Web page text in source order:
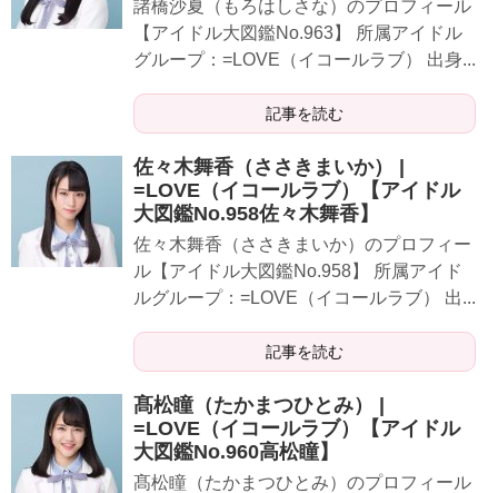
​​​​諸橋沙夏（もろはしさな）のプロフィール
【アイドル大図鑑No.963】 所属アイドル
グループ：=LOVE（イコールラブ） 出身...
記事を読む
佐々木舞香（ささきまいか） |
=LOVE（イコールラブ）【アイドル
大図鑑No.958佐々木舞香】
​​​​佐々木舞香（ささきまいか）のプロフィー
ル【アイドル大図鑑No.958】 所属アイド
ルグループ：=LOVE（イコールラブ） 出...
記事を読む
髙松瞳（たかまつひとみ） |
=LOVE（イコールラブ）【アイドル
大図鑑No.960高松瞳】
​​​​髙松瞳（たかまつひとみ）のプロフィール